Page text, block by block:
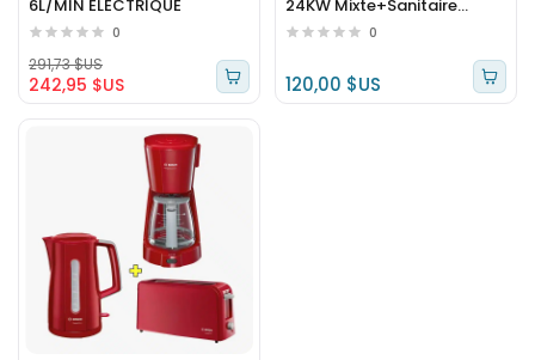
6L/MIN ELECTRIQUE
0
242,95 $US
291,73 $US
24KW Mixte+Sanitaire
Directe BZW24
0
120,00 $US